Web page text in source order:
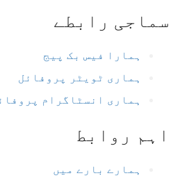
سماجی رابطے
ہمارا فیس بک پیج
ہماری ٹویٹر پروفائل
ہماری انسٹاگرام پروفائل
اہم روابط
ہمارے بارے میں